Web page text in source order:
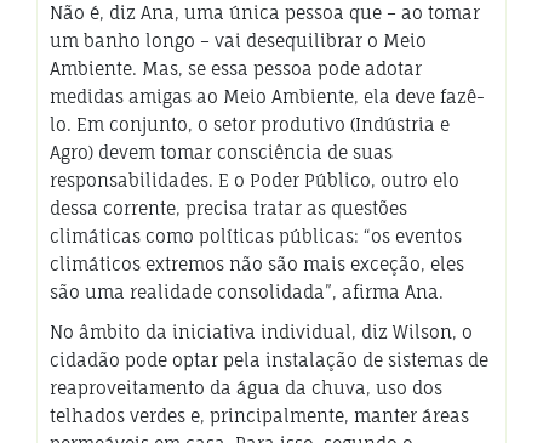
Não é, diz Ana, uma única pessoa que – ao tomar
um banho longo – vai desequilibrar o Meio
Ambiente. Mas, se essa pessoa pode adotar
medidas amigas ao Meio Ambiente, ela deve fazê-
lo. Em conjunto, o setor produtivo (Indústria e
Agro) devem tomar consciência de suas
responsabilidades. E o Poder Público, outro elo
dessa corrente, precisa tratar as questões
climáticas como políticas públicas: “os eventos
climáticos extremos não são mais exceção, eles
são uma realidade consolidada”, afirma Ana.
No âmbito da iniciativa individual, diz Wilson, o
cidadão pode optar pela instalação de sistemas de
reaproveitamento da água da chuva, uso dos
telhados verdes e, principalmente, manter áreas